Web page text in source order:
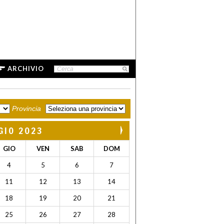
ARCHIVIO
Provincia
2023
GIO VEN SAB DOM
4 5 6 7
11 12 13 14
18 19 20 21
25 26 27 28